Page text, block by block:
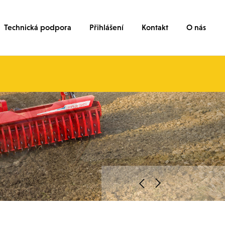
Technická podpora Přihlášení Kontakt O nás